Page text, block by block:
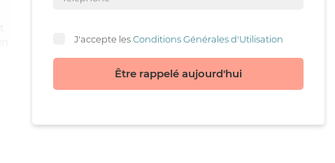
J'accepte lesConditions Générales d'Utilisation
Être rappelé aujourd'hui